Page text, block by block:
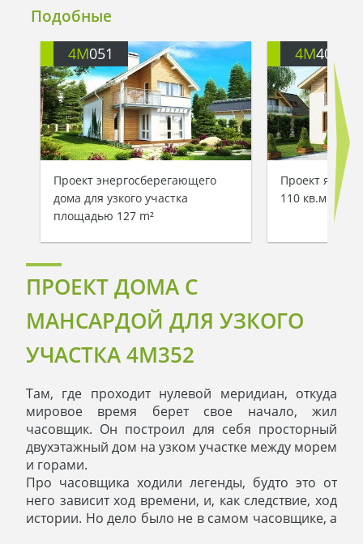
Подобные
4M051
Проект энергосберегающего
дома для узкого участка
площадью 127 m²
4M406
Проект
110 кв.м
ПРОЕКТ ДОМА С
МАНСАРДОЙ ДЛЯ УЗКОГО
УЧАСТКА 4M352
Там, где проходит нулевой меридиан, откуда
мировое время берет свое начало, жил
часовщик. Он построил для себя просторный
двухэтажный дом на узком участке между морем
и горами.
Про часовщика ходили легенды, будто это от
него зависит ход времени, и, как следствие, ход
истории. Но дело было не в самом часовщике, а